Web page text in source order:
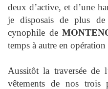
deux d’active, et d’une
je disposais de plus
cynophile de
temps à autre en
Aussitôt la traversée de
vêtements de nos trois